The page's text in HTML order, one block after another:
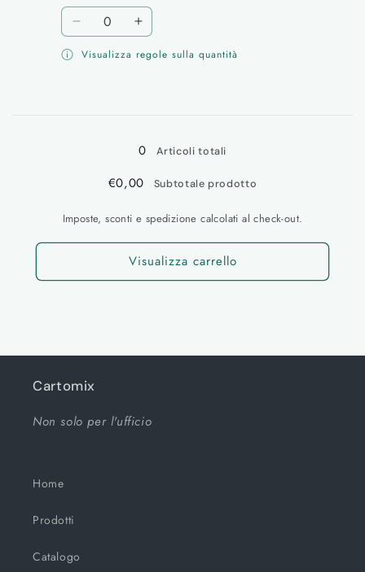
di
listino
scontato
Quantità
Diminuisci
per
Aumenta
per
Visualizza regole sulla quantità
0 Articoli totali
€0,00 Subtotale prodotto
Imposte, sconti e spedizione calcolati al check-out.
Visualizza carrello
Cartomix
Non solo per l'ufficio
Home
Prodotti
Catalogo